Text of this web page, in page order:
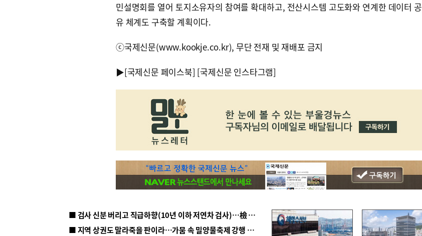
민설명회를 열어 토지소유자의 참여를 확대하고, 전산시스템 고도화와 연계한 데이터 공
유 체계도 구축할 계획이다.
ⓒ국제신문(www.kookje.co.kr), 무단 전재 및 재배포 금지
▶[국제신문 페이스북] [국제신문 인스타그램]
■ 검사 신분 버리고 직급하향(10년 이하 저연차 검사)…檢 중수청행 기피
■ 지역 상권도 말라죽을 판이라…가뭄 속 밀양물축제 강행 논란